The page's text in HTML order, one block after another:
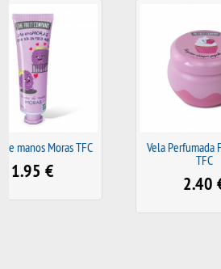
Vela Perfumada Fresa Nata